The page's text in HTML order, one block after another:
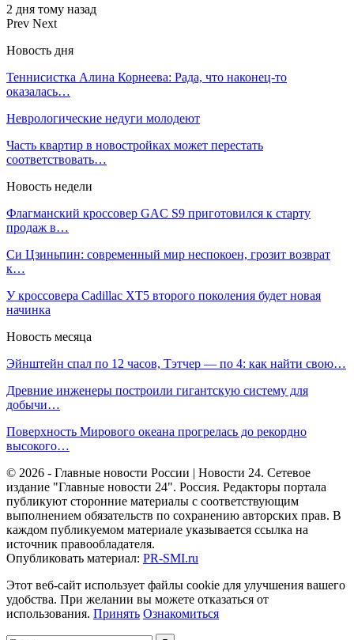
2 дня тому назад
Prev Next
Новость дня
Теннисистка Алина Корнеева: Рада, что наконец-то
оказалась…
Неврологические недуги молодеют
Часть квартир в новостройках может перестать
соответствовать…
Новость недели
Флагманский кроссовер GAC S9 приготовился к старту
продаж в…
Си Цзиньпин: современный мир неспокоен, грозит возврат
к…
У кроссовера Cadillac XT5 второго поколения будет новая
начинка
Новость месяца
Эйнштейн спал по 12 часов, Тэтчер — по 4: как найти свою…
Древние инженеры построили гигантскую систему для
добычи…
Поверхность Мирового океана прогрелась до рекордно
высокого…
© 2026 - Главные новости России | Новости 24. Сетевое
издание "Главные новости 24". Россия. Редакторы портала
публикуют сторонние материалы с соответствующим
выполнением обязательств по сохранению авторских прав. В
каждом публикуемом материале указывается ссылка на
источник правообладателя.
Опубликовать материал: PR-SMI.ru
Этот веб-сайт использует файлы cookie для улучшения вашего
удобства. При желании вы можете отказаться от
использования. Принять Ознакомиться